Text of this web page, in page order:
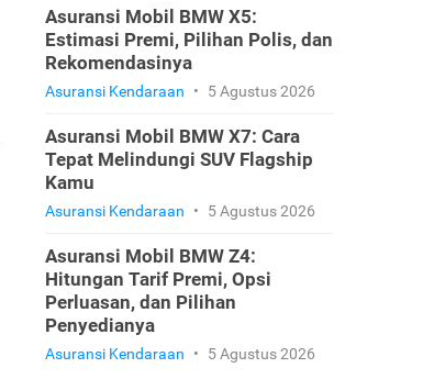
Asuransi Mobil BMW X5:
Estimasi Premi, Pilihan Polis, dan
Rekomendasinya
Asuransi Kendaraan • 5 Agustus 2026
Asuransi Mobil BMW X7: Cara
Tepat Melindungi SUV Flagship
Kamu
Asuransi Kendaraan • 5 Agustus 2026
Asuransi Mobil BMW Z4:
Hitungan Tarif Premi, Opsi
Perluasan, dan Pilihan
Penyedianya
Asuransi Kendaraan • 5 Agustus 2026